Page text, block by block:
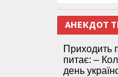
АНЕКДОТ
Приходить
питає: –
день